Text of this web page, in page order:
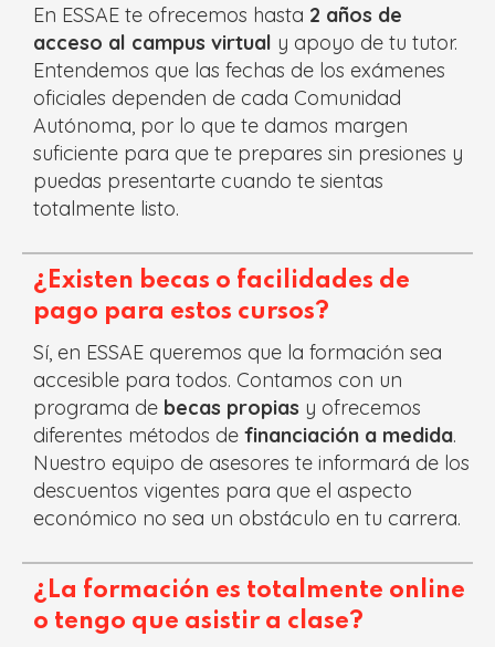
En ESSAE te ofrecemos hasta 2 años de
acceso al campus virtual y apoyo de tu tutor.
Entendemos que las fechas de los exámenes
oficiales dependen de cada Comunidad
Autónoma, por lo que te damos margen
suficiente para que te prepares sin presiones y
puedas presentarte cuando te sientas
totalmente listo.
¿Existen becas o facilidades de
pago para estos cursos?
Sí, en ESSAE queremos que la formación sea
accesible para todos. Contamos con un
programa de becas propias y ofrecemos
diferentes métodos de financiación a medida.
Nuestro equipo de asesores te informará de los
descuentos vigentes para que el aspecto
económico no sea un obstáculo en tu carrera.
¿La formación es totalmente online
o tengo que asistir a clase?